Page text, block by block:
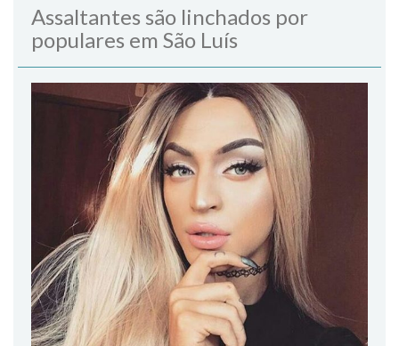
Assaltantes são linchados por
populares em São Luís